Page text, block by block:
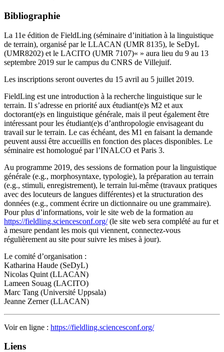
Bibliographie
La 11e édition de FieldLing (séminaire d’initiation à la linguistique
de terrain), organisé par le LLACAN (UMR 8135), le SeDyL
(UMR8202) et le LACITO (UMR 7107)« » aura lieu du 9 au 13
septembre 2019 sur le campus du CNRS de Villejuif.
Les inscriptions seront ouvertes du 15 avril au 5 juillet 2019.
FieldLing est une introduction à la recherche linguistique sur le
terrain. Il s’adresse en priorité aux étudiant(e)s M2 et aux
doctorant(e)s en linguistique générale, mais il peut également être
intéressant pour les étudiant(e)s d’anthropologie envisageant du
travail sur le terrain. Le cas échéant, des M1 en faisant la demande
peuvent aussi être accueillis en fonction des places disponibles. Le
séminaire est homologué par l’INALCO et Paris 3.
Au programme 2019, des sessions de formation pour la linguistique
générale (e.g., morphosyntaxe, typologie), la préparation au terrain
(e.g., stimuli, enregistrement), le terrain lui-même (travaux pratiques
avec des locuteurs de langues différentes) et la structuration des
données (e.g., comment écrire un dictionnaire ou une grammaire).
Pour plus d’informations, voir le site web de la formation au
https://fieldling.sciencesconf.org/(le site web sera complété au fur et
à mesure pendant les mois qui viennent, connectez-vous
régulièrement au site pour suivre les mises à jour).
Le comité d’organisation :
Katharina Haude (SeDyL)
Nicolas Quint (LLACAN)
Lameen Souag (LACITO)
Marc Tang (Université Uppsala)
Jeanne Zerner (LLACAN)
Voir en ligne : https://fieldling.sciencesconf.org/
Liens